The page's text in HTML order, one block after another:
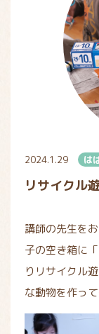
2024.1.29 は
リサイクル
講師の先生を
子の空き箱に
りリサイクル
な動物を作っ